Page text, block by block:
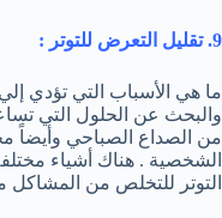
9. تقليل التعرض للتوتر :
ما هي الأسباب التي تؤدي
والبحث عن الحلول التي
من الصداع الصباحي وأيضاً
الشخصية . هناك أشياء
التوتر للتخلص من المشاكل